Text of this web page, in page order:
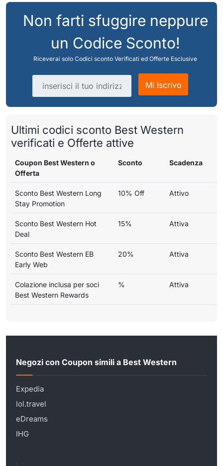
Non farti sfuggire neppure
un Codice Sconto!
Riceverai solo Codici sconto Verificati ed Offerte Esclusive
Indirizzo email
Mi Iscrivo
Ultimi codici sconto Best Western
verificati e Offerte attive
Coupon Best Western o
Offerta
Sconto Scadenza
Sconto Best Western Long
Stay Promotion
10% Off Attivo
Sconto Best Western Hot
Deal
15% Attiva
Sconto Best Western EB
Early Web
20% Attiva
Colazione inclusa per soci
Best Western Rewards
% Attiva
Negozi con Coupon simili a Best Western
Expedia
lol.travel
eDreams
IHG